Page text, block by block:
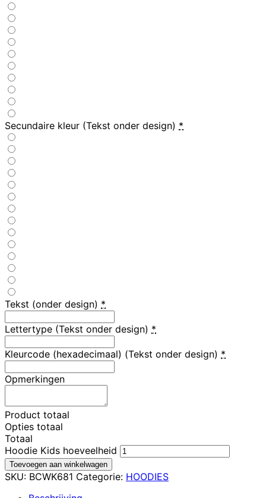
Secundaire kleur (Tekst onder design) *
Tekst (onder design) *
Lettertype (Tekst onder design) *
Kleurcode (hexadecimaal) (Tekst onder design) *
Opmerkingen
Product totaal
Opties totaal
Totaal
Hoodie Kids hoeveelheid
Toevoegen aan winkelwagen
SKU: BCWK681 Categorie: HOODIES